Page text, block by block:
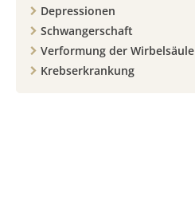
Depressionen
Schwangerschaft
Verformung der Wirbelsäule
Krebserkrankung